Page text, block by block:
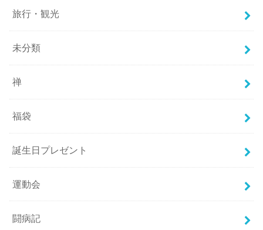
旅行・観光
未分類
禅
福袋
誕生日プレゼント
運動会
闘病記